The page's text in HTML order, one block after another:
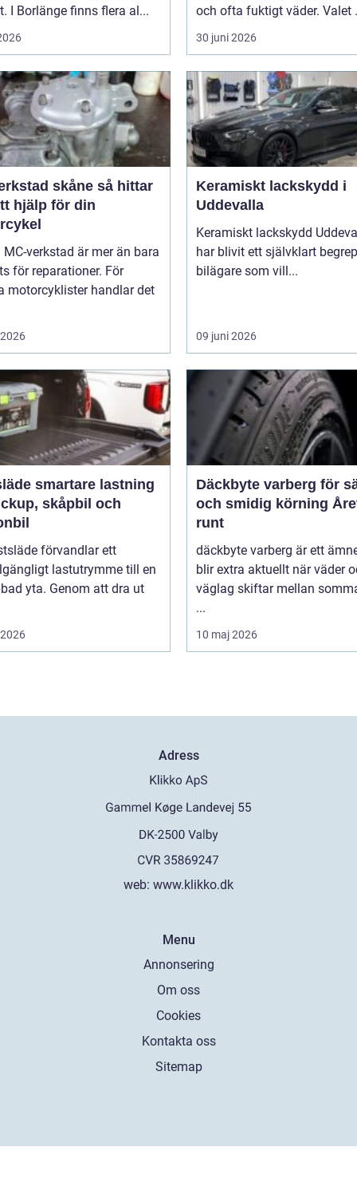
I Borlänge finns flera al...
och ofta fuktigt väder. Valet
30 juni 2026
skåne så hittar
hjälp för din
MC-verkstad är mer än bara
för reparationer. För
motorcyklister handlar det
Keramiskt lackskydd i
Uddevalla
Keramiskt lackskydd
har blivit ett självklart
bilägare som vill...
09 juni 2026
lastning
skåpbil och
förvandlar ett
lastutrymme till en
yta. Genom att dra ut
Däckbyte varberg för
och smidig körning
runt
däckbyte varberg är ett
blir extra aktuellt när väder
väglag skiftar mellan
...
10 maj 2026
Adress
web: www.klikko.dk
Menu
Annonsering
Om oss
Cookies
Kontakta oss
Sitemap